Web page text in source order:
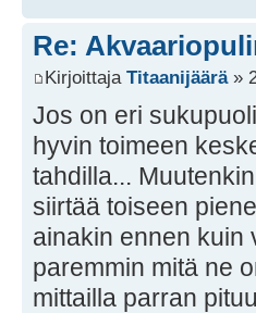
Re:
Kirjoittaja Titaanijäärä»
Jos on eri
hyvin toimeen
tahdilla...
siirtää toiseen
ainakin ennen kuin
paremmin mitä ne
mittailla parran